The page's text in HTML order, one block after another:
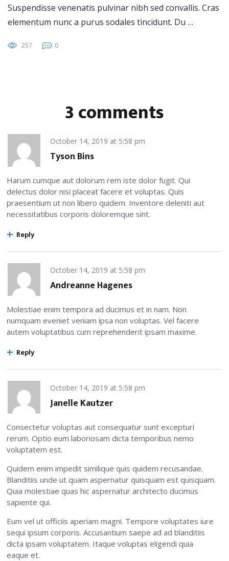
Suspendisse venenatis pulvinar nibh sed convallis. Cras
elementum nunc a purus sodales tincidunt. Du …
257 0
3 comments
October 14, 2019 at 5:58 pm
Tyson Bins
Harum cumque aut dolorum rem iste dolor fugit. Qui
delectus dolor nisi placeat facere et voluptas. Quis
praesentium ut non libero quidem. Inventore deleniti aut
necessitatibus corporis doloremque sint.
Reply
October 14, 2019 at 5:58 pm
Andreanne Hagenes
Molestiae enim tempora ad ducimus et in nam. Non
numquam eveniet veniam ipsa non voluptas. Vel facere
autem voluptatibus cum reprehenderit ipsam maxime.
Reply
October 14, 2019 at 5:58 pm
Janelle Kautzer
Consectetur voluptas aut consequatur sunt excepturi
rerum. Optio eum laboriosam dicta temporibus nemo
voluptatem est.
Quidem enim impedit similique quis quidem recusandae.
Blanditiis unde ut quam aspernatur quisquam est quisquam.
Quia molestiae quas hic aspernatur architecto ducimus
sapiente qui.
Eum vel ut officiis aperiam magni. Tempore voluptates iure
sequi ipsum corporis. Accusantium saepe ad ad blanditiis
dicta ipsam voluptatem. Itaque voluptas eligendi quia
eaque et.